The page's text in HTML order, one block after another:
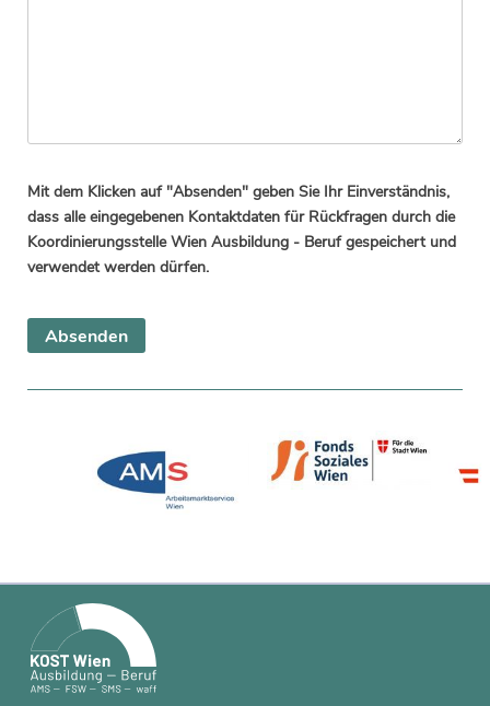
Mit dem Klicken auf "Absenden" geben Sie Ihr Einverständnis,
dass alle eingegebenen Kontaktdaten für Rückfragen durch die
Koordinierungsstelle Wien Ausbildung - Beruf gespeichert und
verwendet werden dürfen.